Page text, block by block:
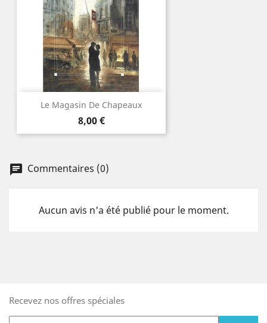
Le Magasin De Chapeaux
Prix
8,00 €
Commentaires (0)
Aucun avis n'a été publié pour le moment.
Recevez nos offres spéciales